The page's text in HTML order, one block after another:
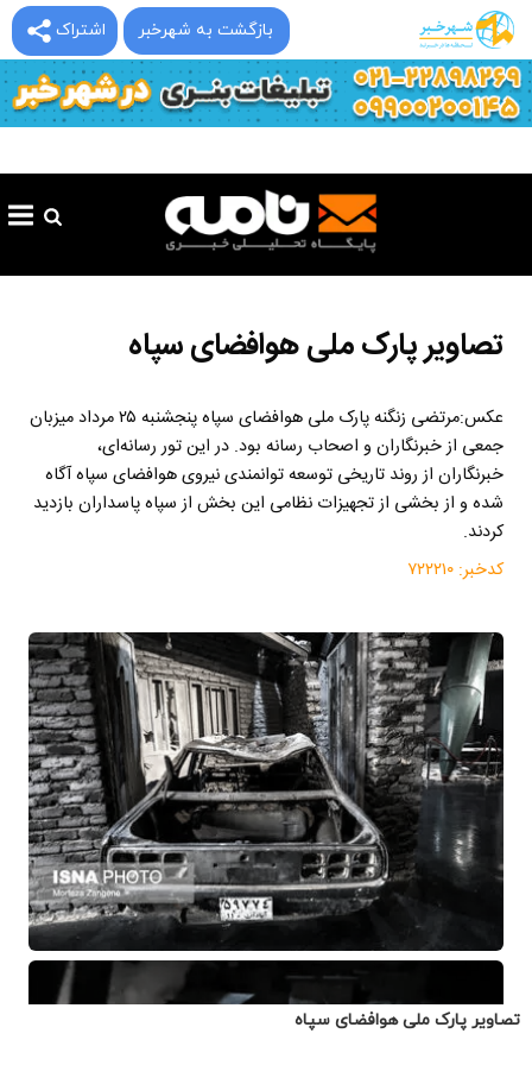
اشتراک بازگشت به شهرخبر
تصاویر پارک ملی هوافضای سپاه